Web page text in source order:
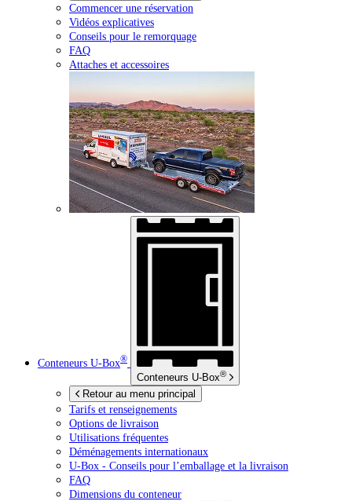
Commencer une réservation
Vidéos explicatives
Conseils pour le remorquage
FAQ
Attaches et accessoires
Conteneurs U-Box®
Conteneurs U-Box®
Retour au menu principal
Tarifs et renseignements
Options de livraison
Utilisations fréquentes
Déménagements internationaux
U-Box - Conseils pour l’emballage et la livraison
FAQ
Dimensions du conteneur